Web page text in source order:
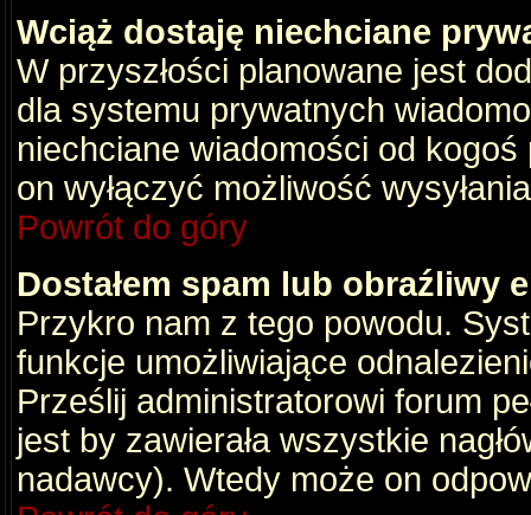
Wciąż dostaję niechciane
W przyszłości planowane jest
dla systemu prywatnych
niechciane wiadomości od
on wyłączyć możliwość
Powrót do góry
Dostałem spam lub obraźliwy
Przykro nam z tego powodu.
funkcje umożliwiające
Prześlij administratorowi forum
jest by zawierała wszystkie
nadawcy). Wtedy może on